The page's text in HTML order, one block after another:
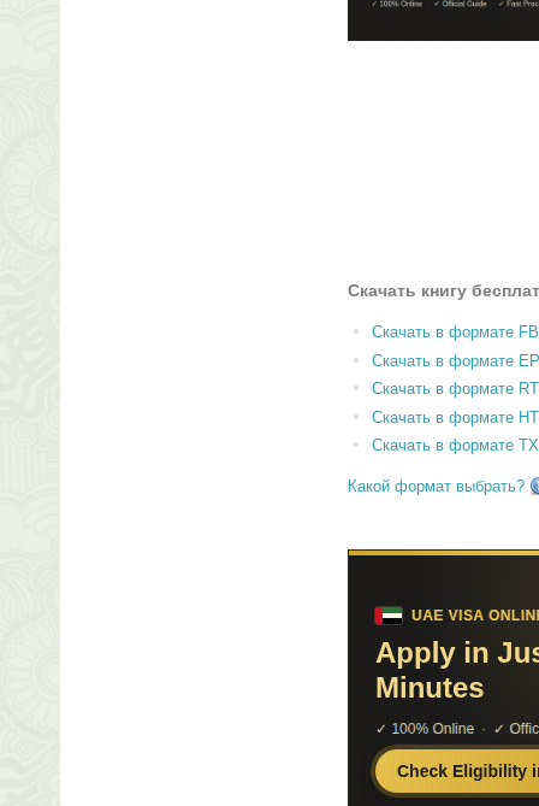
Скачать книгу
Скачать в формате
Скачать в формате
Скачать в формате
Скачать в формате
Скачать в формате
Какой формат выбрать?